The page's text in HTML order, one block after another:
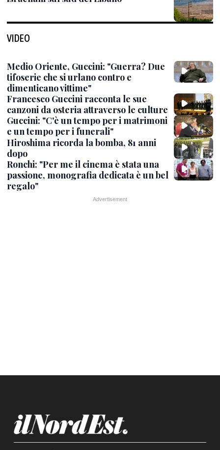
VIDEO
Medio Oriente, Guccini: "Guerra? Due
tifoserie che si urlano contro e
dimenticano vittime"
Francesco Guccini racconta le sue
canzoni da osteria attraverso le culture
Guccini: "C'è un tempo per i matrimoni
e un tempo per i funerali"
Hiroshima ricorda la bomba, 81 anni
dopo
Ronchi: "Per me il cinema è stata una
passione, monografia dedicata è un bel
regalo"